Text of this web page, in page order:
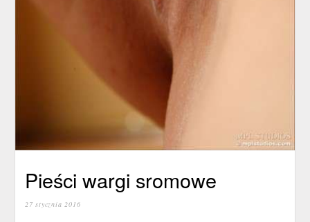
Pieści wargi sromowe
27 stycznia 2016